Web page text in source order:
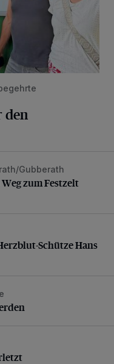
den
zum Festzelt
Gubberath
zum Festzelt
Schütze Hans
Schütze Hans